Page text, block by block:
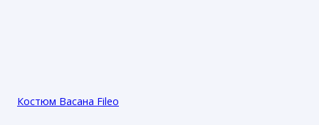
Костюм Васана Fileo